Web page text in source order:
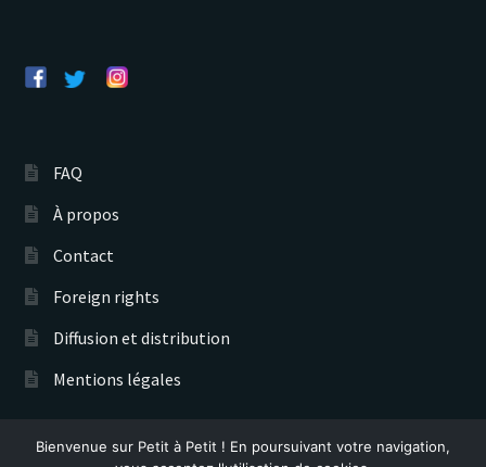
FAQ
À propos
Contact
Foreign rights
Diffusion et distribution
Mentions légales
Bienvenue sur Petit à Petit ! En poursuivant votre navigation,